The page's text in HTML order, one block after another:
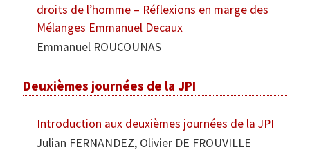
droits de l’homme – Réflexions en marge des
Mélanges Emmanuel Decaux
Emmanuel ROUCOUNAS
Deuxièmes journées de la JPI
Introduction aux deuxièmes journées de la JPI
Julian FERNANDEZ, Olivier DE FROUVILLE